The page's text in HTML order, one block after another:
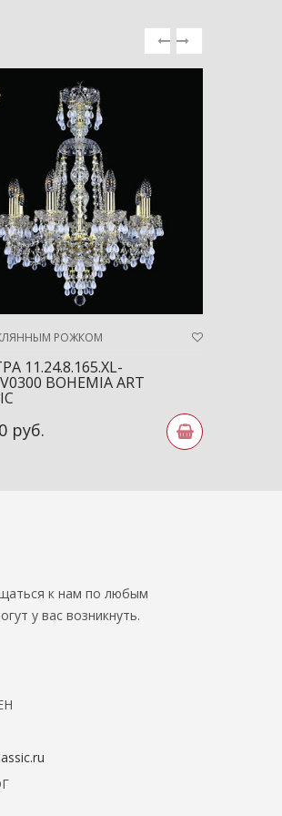
РОЖКОМ
11.24.8.165.XL-
BOHEMIA ART
руб.
к нам по любым
у вас возникнуть.